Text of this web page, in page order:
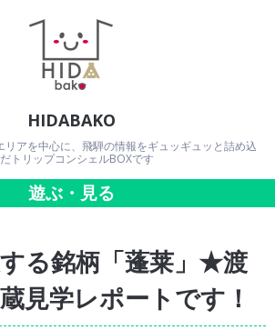
HIDABAKO
アを中心に、飛騨の情報をギュッギュッと詰め込
トリップコンシェルBOXです
遊ぶ・見る
る銘柄「蓬莱」★渡
見学レポートです！